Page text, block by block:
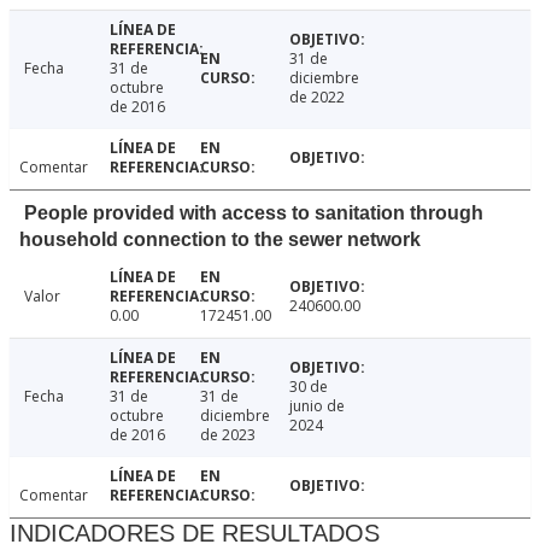
Fecha
31 de
octubre
de 2016
31 de
diciembre
de 2022
Comentar
People provided with access to sanitation through
household connection to the sewer network
Valor
0.00
172451.00 240600.00
Fecha
31 de
octubre
de 2016
31 de
diciembre
de 2023
30 de
junio de
2024
Comentar
INDICADORES DE RESULTADOS